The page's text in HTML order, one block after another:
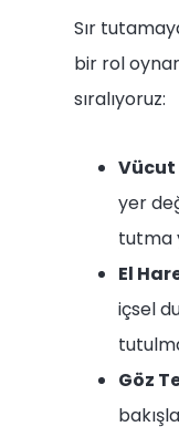
Sır
bir rol
sıralıyoruz:
Vücut
yer
tutma
El
içsel
Göz